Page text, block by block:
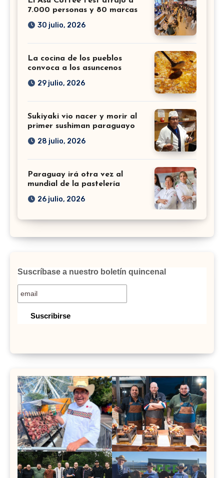
7.000 personas y 80 marcas
30 julio, 2026
La cocina de los pueblos
convoca a los asuncenos
29 julio, 2026
Sukiyaki vio nacer y morir al
primer sushiman paraguayo
28 julio, 2026
Paraguay irá otra vez al
mundial de la pastelería
26 julio, 2026
Suscríbase a nuestro boletín quincenal